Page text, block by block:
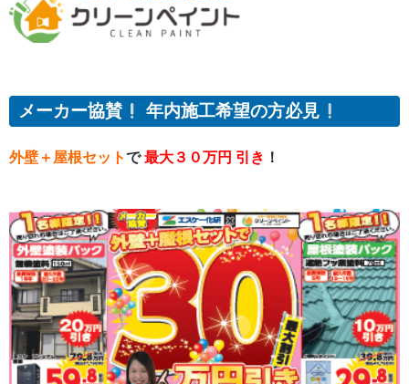
メーカー協賛 年内施工希望の方必見
外壁＋屋根セットで最大３０万円 引き ！